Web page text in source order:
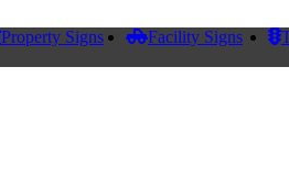
Property Signs Facility Signs